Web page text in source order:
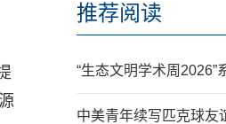
推荐阅读
“生态文明学术周2026”
中美青年续写匹克球友